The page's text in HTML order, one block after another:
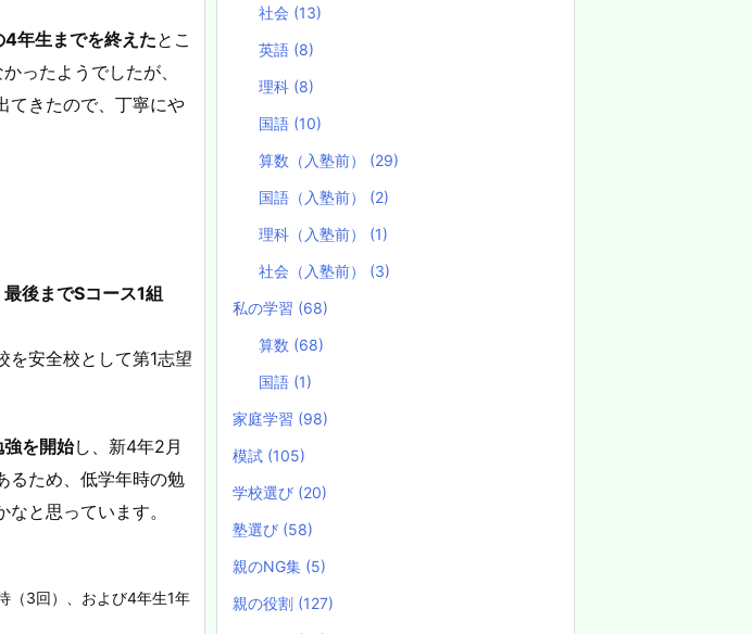
4年生までを終えたとこ
ったようでしたが、
てきたので、丁寧にや
最後までSコース1組
を安全校として第1志望
を開始し、新4年2月
るため、低学年時の勉
と思っています。
（3回）、および4年生1年
社会 (13)
英語 (8)
理科 (8)
国語 (10)
算数（入塾前） (29)
国語（入塾前） (2)
理科（入塾前） (1)
社会（入塾前） (3)
私の学習 (68)
算数 (68)
国語 (1)
家庭学習 (98)
模試 (105)
学校選び (20)
塾選び (58)
親のNG集 (5)
親の役割 (127)